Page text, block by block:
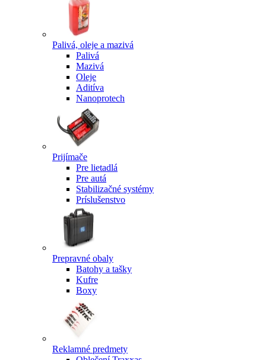
Palivá, oleje a mazivá
Palivá
Mazivá
Oleje
Aditíva
Nanoprotech
Prijímače
Pre lietadlá
Pre autá
Stabilizačné systémy
Príslušenstvo
Prepravné obaly
Batohy a tašky
Kufre
Boxy
Reklamné predmety